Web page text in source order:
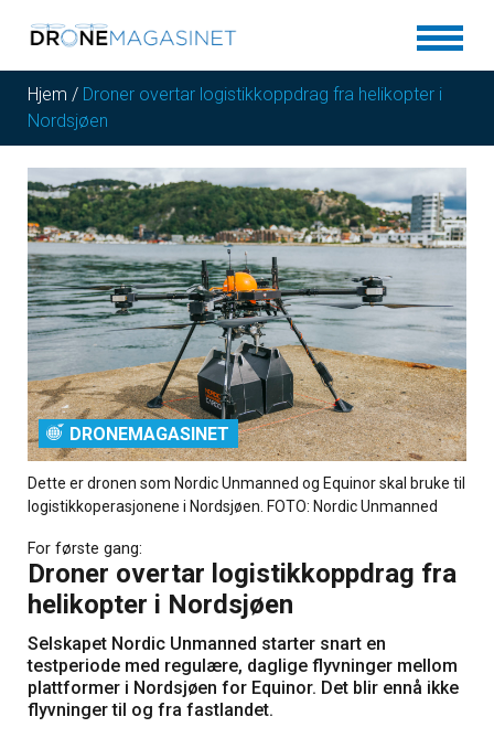
Hjem / Droner overtar logistikkoppdrag fra helikopter i
Nordsjøen
DRONEMAGASINET
Dette er dronen som Nordic Unmanned og Equinor skal bruke til
logistikkoperasjonene i Nordsjøen. FOTO: Nordic Unmanned
For første gang:
Droner overtar logistikkoppdrag fra
helikopter i Nordsjøen
Selskapet Nordic Unmanned starter snart en
testperiode med regulære, daglige flyvninger mellom
plattformer i Nordsjøen for Equinor. Det blir ennå ikke
flyvninger til og fra fastlandet.